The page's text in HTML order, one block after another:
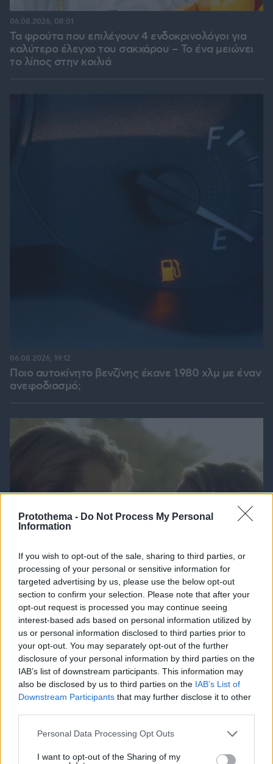
Protothema - Do Not Process My Personal
Information
If you wish to opt-out of the sale, sharing to third parties, or
processing of your personal or sensitive information for
targeted advertising by us, please use the below opt-out
section to confirm your selection. Please note that after your
opt-out request is processed you may continue seeing
interest-based ads based on personal information utilized by
us or personal information disclosed to third parties prior to
your opt-out. You may separately opt-out of the further
disclosure of your personal information by third parties on the
IAB’s list of downstream participants. This information may
also be disclosed by us to third parties on the IAB’s List of
Downstream Participants that may further disclose it to other
Please note that this website/app uses one or more Google
not limited to your visit or usage behaviour. You may click to
Personal Data Processing Opt Outs
I want to opt-out of the Sharing of my
Τα φρούτα που επιλέγουν 4 ενδοκρινολόγοι για
καλύτερο έλεγχο του σακχάρου – Το ένα μειώνει
το λίπος στην κοιλιά
06.08.2026, 08:01
Ποιο αυτοκίνητο βενζίνης έκανε 1.980 χλμ με έναν
ανεφοδιασμό;
06.08.2026, 19:12
Αφροδίτη στον Ζυγό από σήμερα: Τα τυχερά
06.08.2026, 17:31
Ελλάδας